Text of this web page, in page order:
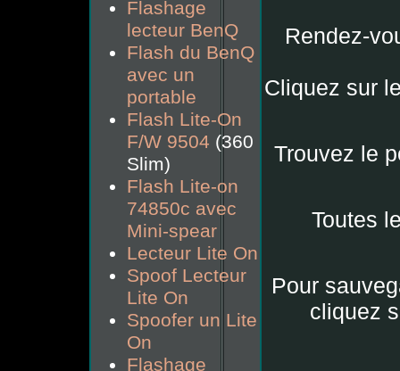
Flashage
lecteur BenQ
Flash du BenQ
avec un
portable
Flash Lite-On
F/W 9504 (360
Slim)
Flash Lite-on
74850c avec
Mini-spear
Lecteur Lite On
Spoof Lecteur
Lite On
Spoofer un Lite
On
Flashage
Rendez-
Cliquez sur
Trouvez le
Toutes
Pour
cliquez